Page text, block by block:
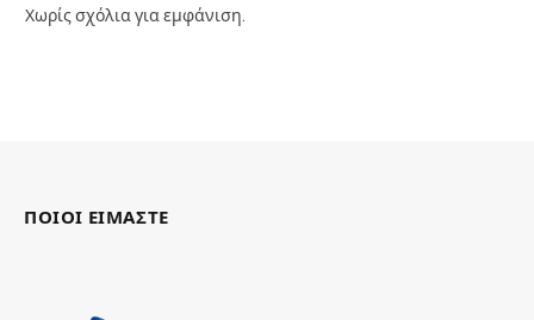
Χωρίς σχόλια για εμφάνιση.
ΠΟΙΟΙ ΕΙΜΑΣΤΕ